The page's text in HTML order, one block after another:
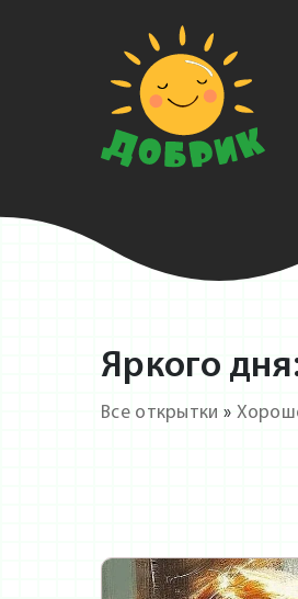
Яркого
Все открытки »